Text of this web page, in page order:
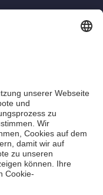
Hilfe e.V.
e.V.